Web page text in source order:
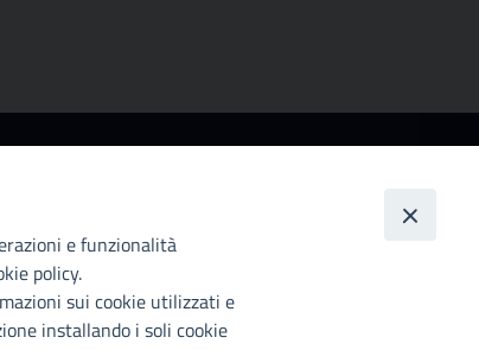
web accessibile, conformemente al
2018, n°106 che ha recepito la
2016/2102 del Parlamento euopeo e del
e funzionalità
policy.
sui cookie utilizzati e
installando i soli cookie